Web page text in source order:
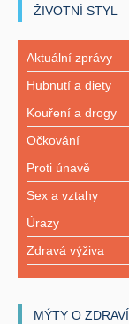
ŽIVOTNÍ STYL
Aktuální zprávy
Hubnutí a diety
Kouření a drogy
Očkování
Proti únavě
Sex a vztahy
Úrazy
Zdravá výživa
MÝTY O ZDRAVÍ